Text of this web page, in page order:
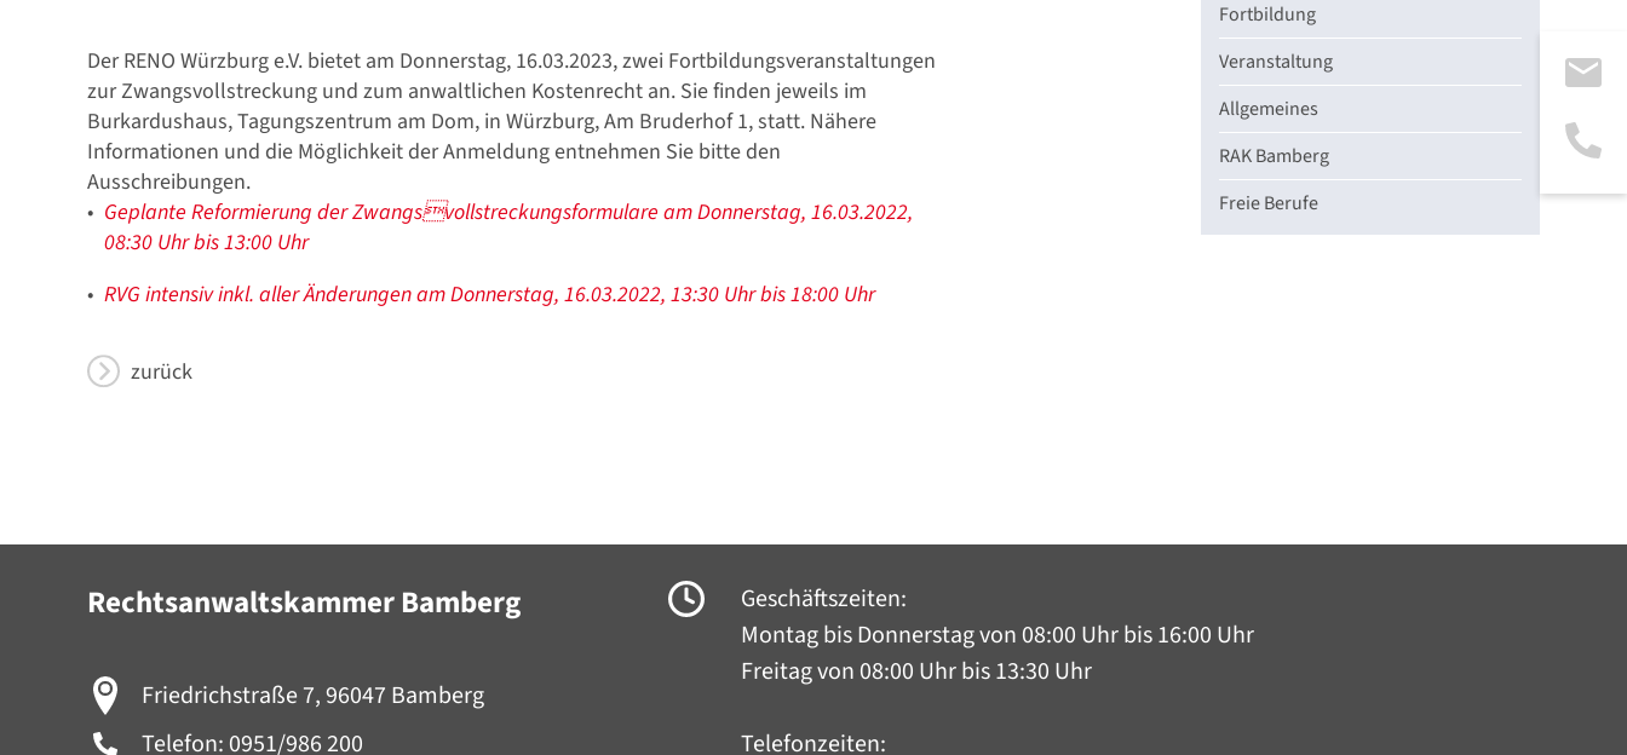
Der RENO Würzburg e.V. bietet am Donnerstag, 16.03.2023, zwei Fortbildungsveranstaltungen
zur Zwangsvollstreckung und zum anwaltlichen Kostenrecht an. Sie finden jeweils im
Burkardushaus, Tagungszentrum am Dom, in Würzburg, Am Bruderhof 1, statt. Nähere
Informationen und die Möglichkeit der Anmeldung entnehmen Sie bitte den
Ausschreibungen.
Geplante Reformierung der Zwangsvollstreckungsformulare am Donnerstag, 16.03.2022,
08:30 Uhr bis 13:00 Uhr
RVG intensiv inkl. aller Änderungen am Donnerstag, 16.03.2022, 13:30 Uhr bis 18:00 Uhr
zurück
Fortbildung
Veranstaltung
Allgemeines
RAK Bamberg
Freie Berufe
Rechtsanwaltskammer Bamberg
Friedrichstraße 7, 96047 Bamberg
Telefon: 0951/986 200
Geschäftszeiten:
Montag bis Donnerstagvon 08:00 Uhr bis 16:00 Uhr
Freitag von 08:00 Uhr bis 13:30 Uhr
Telefonzeiten: